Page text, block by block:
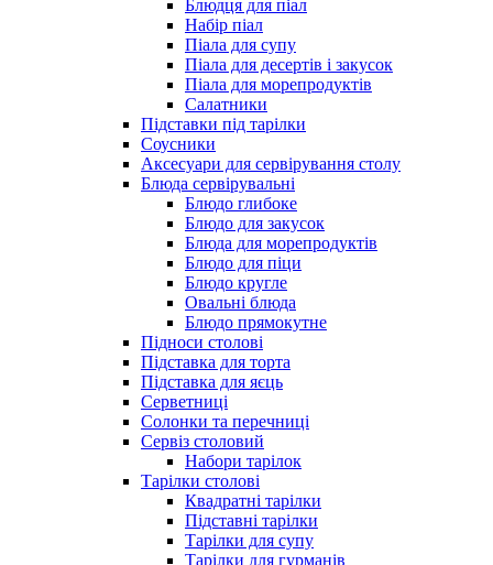
Блюдця для піал
Набір піал
Піала для супу
Піала для десертів і закусок
Піала для морепродуктів
Салатники
Підставки під тарілки
Соусники
Аксесуари для сервірування столу
Блюда сервірувальні
Блюдо глибоке
Блюдо для закусок
Блюда для морепродуктів
Блюдо для піци
Блюдо кругле
Овальні блюда
Блюдо прямокутне
Підноси столові
Підставка для торта
Підставка для яєць
Серветниці
Солонки та перечниці
Сервіз столовий
Набори тарілок
Тарілки столові
Квадратні тарілки
Підставні тарілки
Тарілки для супу
Тарілки для гурманів